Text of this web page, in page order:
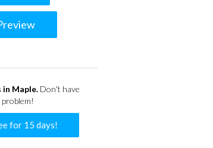
Maple.Don't have
problem!
for 15 days!